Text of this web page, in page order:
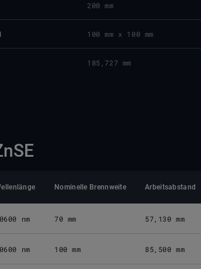
200 mm
100 mm x 100 mm
185,727 mm
Nominelle Brennweite Arbeitsabstand
nm 70 mm 57,130 mm
nm 100 mm 85,500 mm